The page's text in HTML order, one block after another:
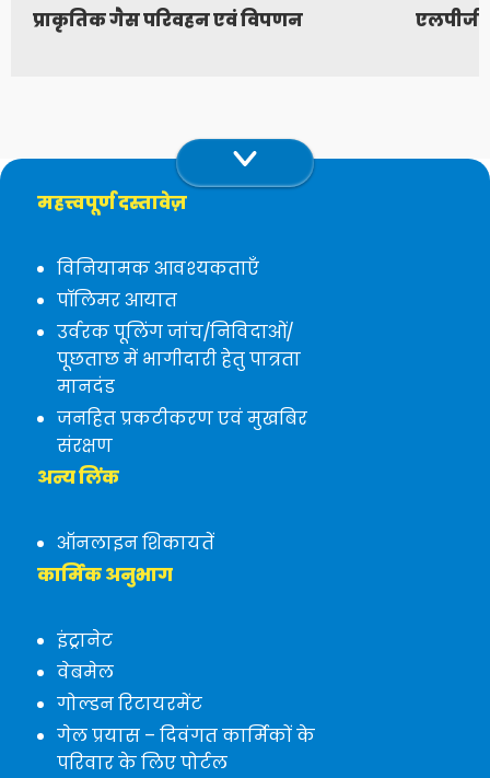
प्राकृतिक गैस परिवहन एवं विपणन एलपीजी
महत्त्वपूर्ण दस्तावेज़
विनियामक आवश्यकताएँ
पॉलिमर आयात
उर्वरक पूलिंग जांच/निविदाओं/
पूछताछ में भागीदारी हेतु पात्रता
मानदंड
जनहित प्रकटीकरण एवं मुखबिर
संरक्षण
अन्य लिंक
ऑनलाइन शिकायतें
कार्मिक अनुभाग
इंट्रानेट
वेबमेल
गोल्डन रिटायरमेंट
गेल प्रयास – दिवंगत कार्मिकों के
परिवार के लिए पोर्टल